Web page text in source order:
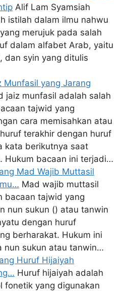
Alif Lam Syamsiah
istilah dalam ilmu nahwu
merujuk pada salah
dalam alfabet Arab, yaitu
dan syin yang ditulis
Munfasil yang Jarang
jaiz munfasil adalah salah
tajwid yang
cara memisahkan atau
terakhir dengan huruf
kata berikutnya saat
Hukum bacaan ini terjadi…
Mad Wajib Muttasil
Mad wajib muttasil
bacaan tajwid yang
nun sukun () atau tanwin
dengan huruf
berharakat. Hukum ini
nun sukun atau tanwin…
Huruf Hijaiyah
Huruf hijaiyah adalah
fonetik yang digunakan